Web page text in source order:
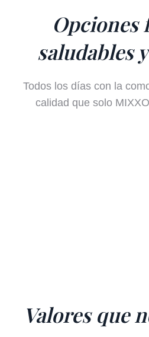
Opciones
saludables
Todos los días con la
calidad que solo
Valores que